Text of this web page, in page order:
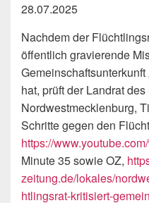
28.07.2025
Nachdem der
öffentlich gravierende
hat, prüft der Landrat
Nordwestmecklenburg,
Schritte gegen den
https://
Minute 35 sowie OZ,
zeitung.de/lokales/
htlingsrat-kritisiert-